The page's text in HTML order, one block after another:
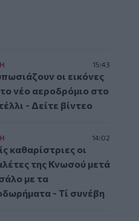
15:43
οι εικόνες
νέο αεροδρόμιο στο
- Δείτε βίντεο
14:02
καθαρίστριες οι
της Κνωσού μετά
με τα
- Τί συνέβη